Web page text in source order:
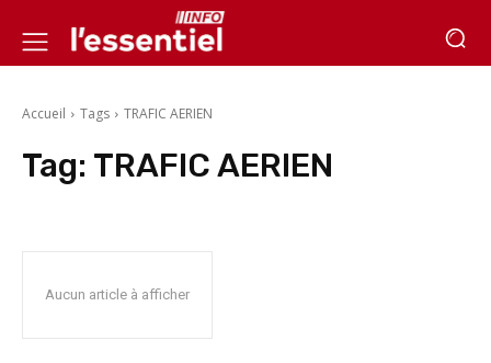
Accueil Tags TRAFIC AERIEN
Tag: TRAFIC AERIEN
Aucun article à afficher